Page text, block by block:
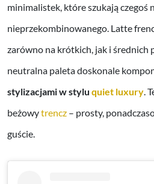
minimalistek, które szukają czegoś
nieprzekombinowanego. Latte
zarówno na krótkich, jak i średnich
neutralna paleta doskonale
stylizacjami w stylu quiet luxury .
beżowytrencz – prosty,
guście.